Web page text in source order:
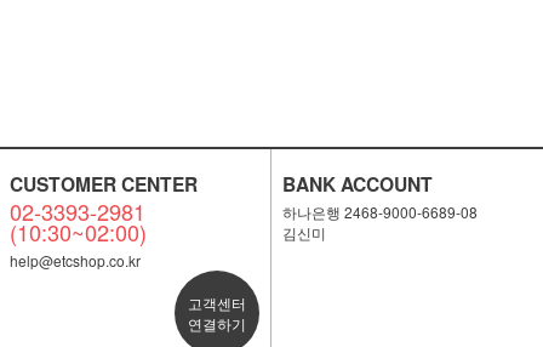
CUSTOMER CENTER
02-3393-2981
(10:30~02:00)
help@etcshop.co.kr
고객센터
연결하기
BANK ACCOUNT
하나은행 2468-9000-6689-08
김신미